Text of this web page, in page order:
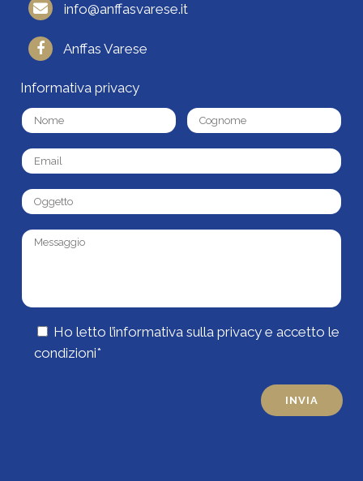
info@anffasvarese.it
Anffas Varese
Informativa privacy
Ho letto l’informativa sulla privacy e accetto le
condizioni*